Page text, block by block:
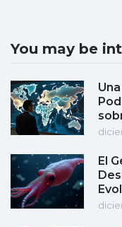
You may be
El